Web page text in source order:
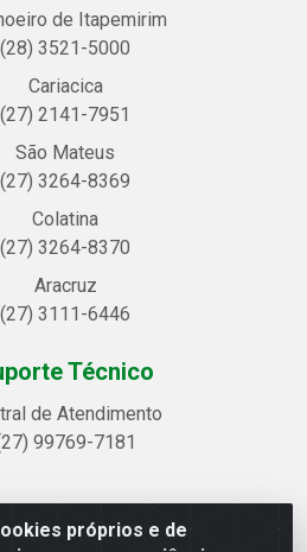
próprios e de
de Itapemirim
(28) 3521-5000
Cariacica
(27) 2141-7951
São Mateus
(27) 3264-8369
Colatina
(27) 3264-8370
Aracruz
(27) 3111-6446
Técnico
de Atendimento
99769-7181
LTDA - Avenida Alegre, 2521 -